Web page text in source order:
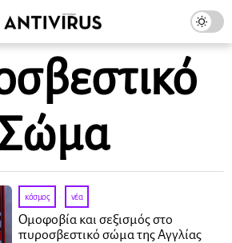
κόσμος · νέα
Ομοφοβία και σεξισμός στο
πυροσβεστικό σώμα της Αγγλίας